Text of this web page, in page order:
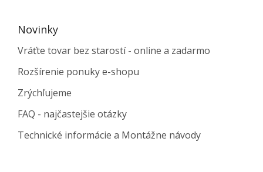
Novinky
Vráťte tovar bez starostí - online a zadarmo
Rozšírenie ponuky e-shopu
Zrýchľujeme
FAQ - najčastejšie otázky
Technické informácie a Montážne návody